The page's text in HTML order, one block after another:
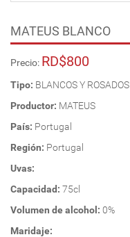
MATEUS BLANCO
Precio: RD$800
Tipo: BLANCOS Y ROSADOS
Productor: MATEUS
País: Portugal
Región: Portugal
Uvas:
Capacidad: 75cl
Volumen de alcohol: 0%
Maridaje: